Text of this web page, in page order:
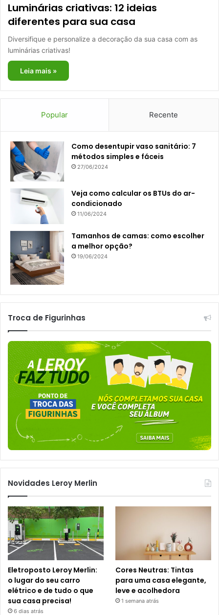
Luminárias criativas: 12 ideias
diferentes para sua casa
Diversifique e personalize a decoração da sua casa com as
luminárias criativas!
Leia mais »
Popular Recente
Como desentupir vaso sanitário: 7
métodos simples e fáceis
27/06/2024
Veja como calcular os BTUs do ar-
condicionado
11/06/2024
Tamanhos de camas: como escolher
a melhor opção?
19/06/2024
Troca de Figurinhas
Novidades Leroy Merlin
Eletroposto Leroy Merlin:
o lugar do seu carro
elétrico e de tudo o que
sua casa precisa!
6 dias atrás
Cores Neutras: Tintas
para uma casa elegante,
leve e acolhedora
1 semana atrás